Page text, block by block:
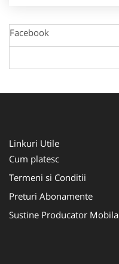
Facebook
Linkuri Utile
Cum platesc
Termeni si Conditii
Preturi Abonamente
Sustine Producator Mobila